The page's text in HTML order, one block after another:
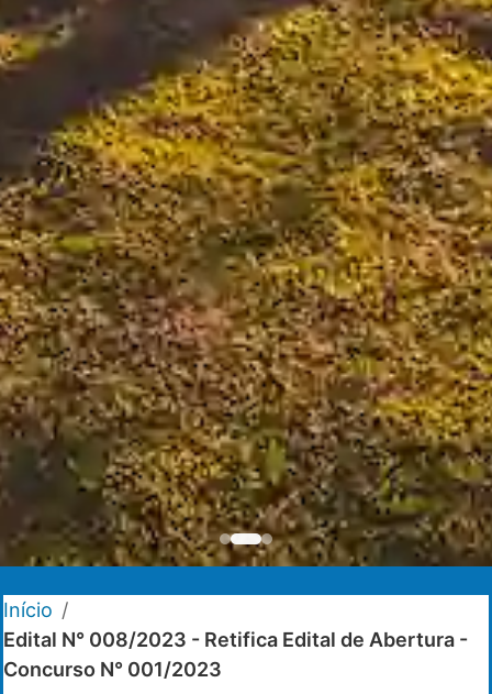
Início /
Edital N° 008/2023 - Retifica Edital de Abertura -
Concurso N° 001/2023